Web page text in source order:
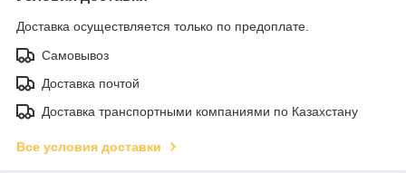
Доставка осуществляется только по предоплате.
Самовывоз
Доставка почтой
Доставка транспортными компаниями по Казахстану
Все условия доставки